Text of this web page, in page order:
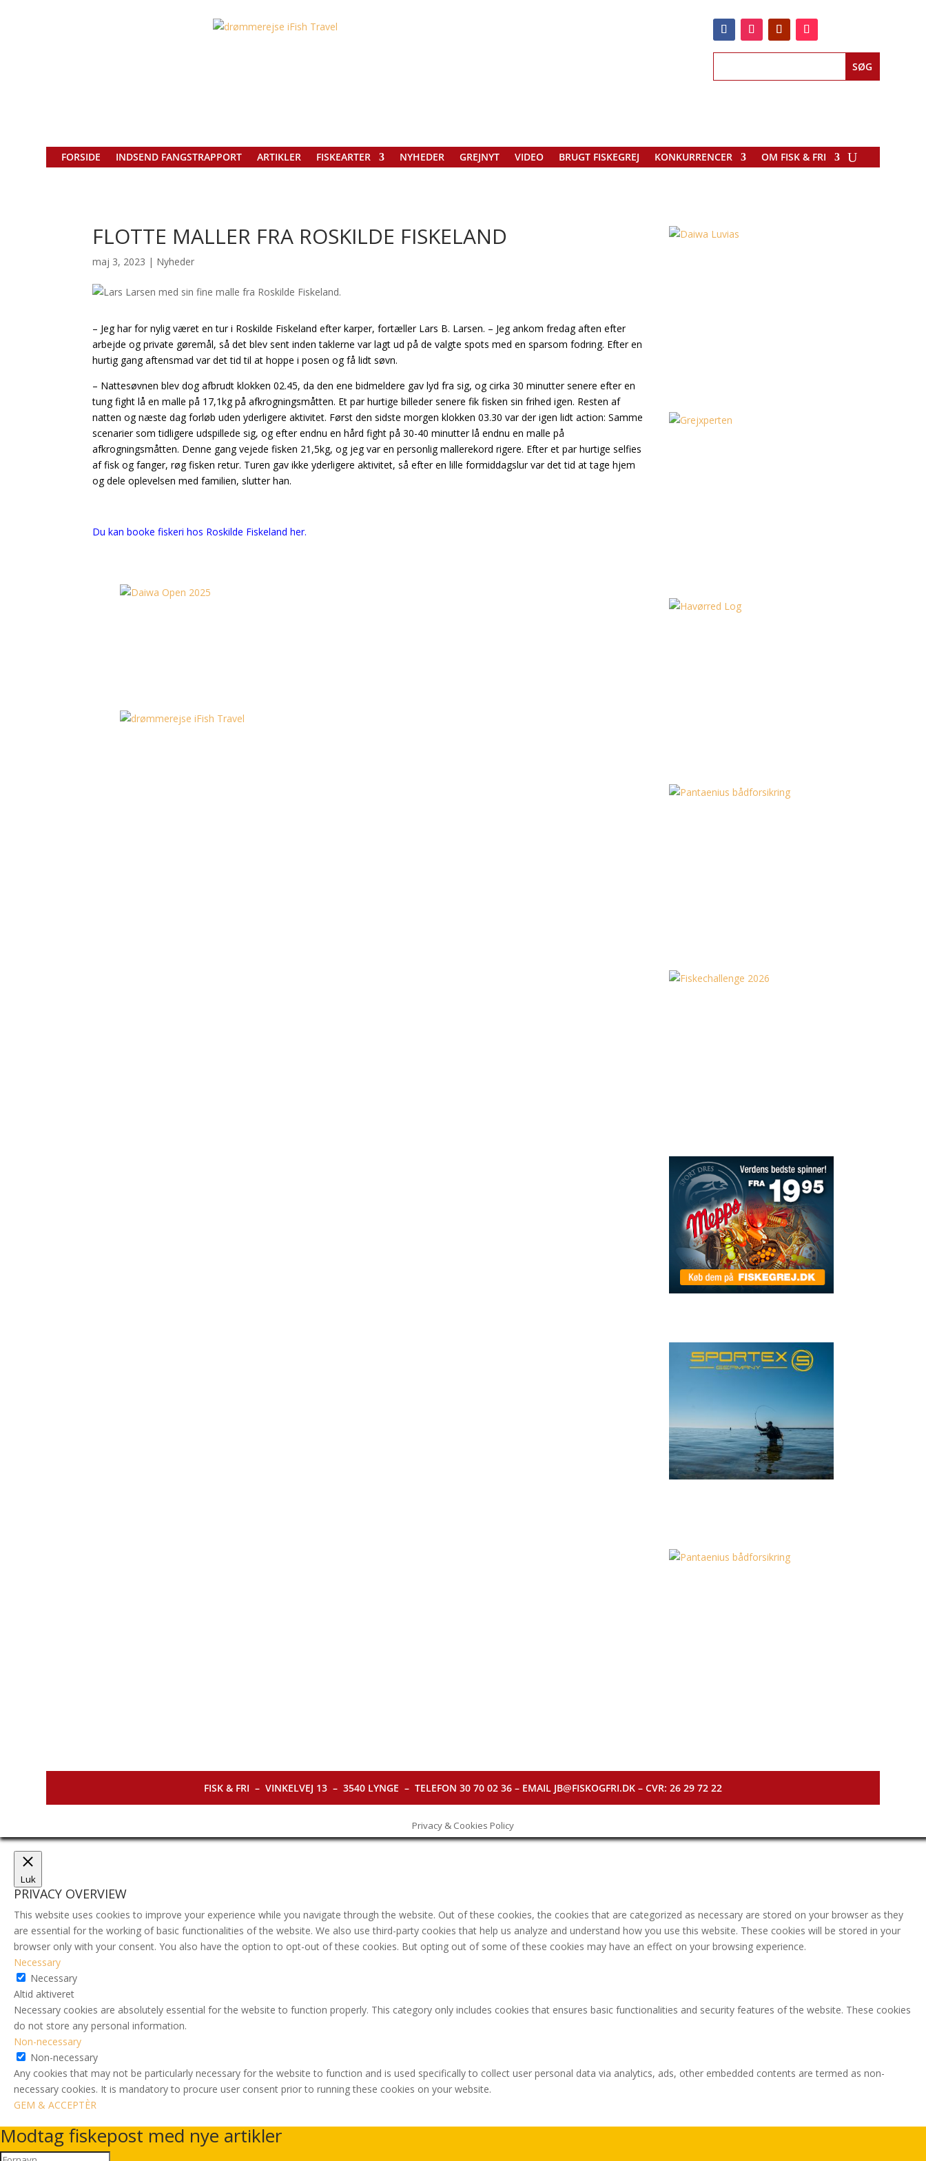
FORSIDE INDSEND FANGSTRAPPORT ARTIKLER FISKEARTER NYHEDER GREJNYT VIDEO BRUGT FISKEGREJ KONKURRENCER OM FISK & FRI
FLOTTE MALLER FRA ROSKILDE FISKELAND
maj 3, 2023 | Nyheder
– Jeg har for nylig været en tur i Roskilde Fiskeland efter karper, fortæller Lars B. Larsen. – Jeg ankom fredag aften efter
arbejde og private gøremål, så det blev sent inden taklerne var lagt ud på de valgte spots med en sparsom fodring. Efter en
hurtig gang aftensmad var det tid til at hoppe i posen og få lidt søvn.
– Nattesøvnen blev dog afbrudt klokken 02.45, da den ene bidmeldere gav lyd fra sig, og cirka 30 minutter senere efter en
tung fight lå en malle på 17,1kg på afkrogningsmåtten. Et par hurtige billeder senere fik fisken sin frihed igen. Resten af
natten og næste dag forløb uden yderligere aktivitet. Først den sidste morgen klokken 03.30 var der igen lidt action: Samme
scenarier som tidligere udspillede sig, og efter endnu en hård fight på 30-40 minutter lå endnu en malle på
afkrogningsmåtten. Denne gang vejede fisken 21,5kg, og jeg var en personlig mallerekord rigere. Efter et par hurtige selfies
af fisk og fanger, røg fisken retur. Turen gav ikke yderligere aktivitet, så efter en lille formiddagslur var det tid at tage hjem
og dele oplevelsen med familien, slutter han.
Du kan booke fiskeri hos Roskilde Fiskeland her.
FISK & FRI – VINKELVEJ 13 – 3540 LYNGE – TELEFON 30 70 02 36 – EMAIL JB@FISKOGFRI.DK – CVR: 26 29 72 22
Privacy & Cookies Policy
Luk
PRIVACY OVERVIEW
This website uses cookies to improve your experience while you navigate through the website. Out of these cookies, the cookies that are categorized as necessary are stored on your browser as they
are essential for the working of basic functionalities of the website. We also use third-party cookies that help us analyze and understand how you use this website. These cookies will be stored in your
browser only with your consent. You also have the option to opt-out of these cookies. But opting out of some of these cookies may have an effect on your browsing experience.
Necessary
Necessary
Altid aktiveret
Necessary cookies are absolutely essential for the website to function properly. This category only includes cookies that ensures basic functionalities and security features of the website. These cookies
do not store any personal information.
Non-necessary
Non-necessary
Any cookies that may not be particularly necessary for the website to function and is used specifically to collect user personal data via analytics, ads, other embedded contents are termed as non-
necessary cookies. It is mandatory to procure user consent prior to running these cookies on your website.
GEM & ACCEPTÈR
Modtag fiskepost med nye artikler